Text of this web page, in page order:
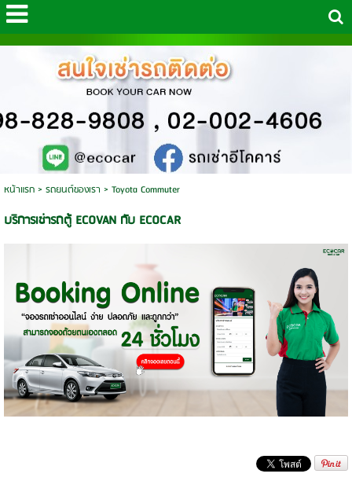
หน้าแรก> รถยนต์ของเรา > Toyota Commuter
บริการเช่ารถตู้ ECOVAN กับ ECOCAR